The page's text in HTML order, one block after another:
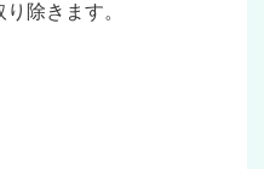
除きます。